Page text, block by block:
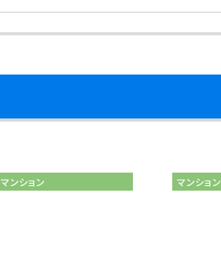
マンション マンション